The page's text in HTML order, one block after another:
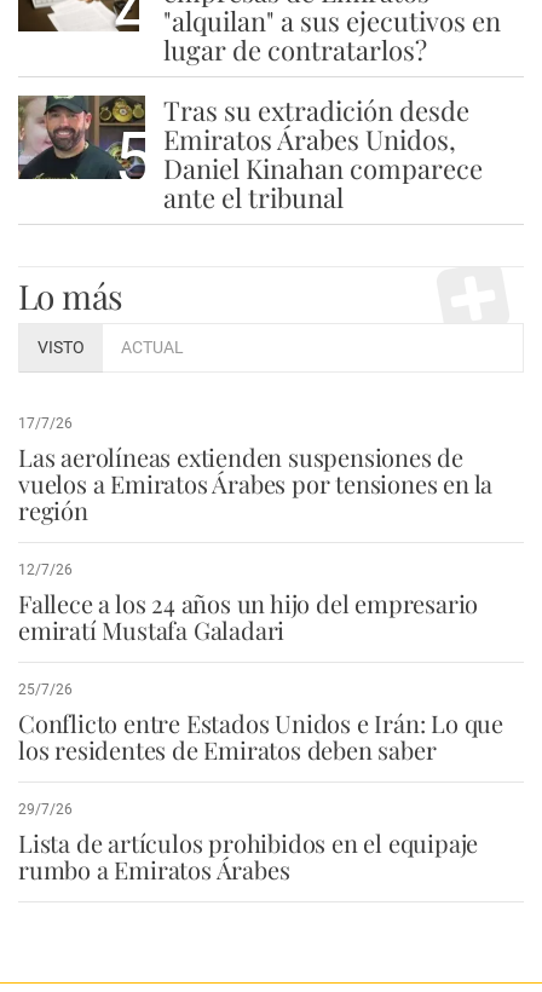
"alquilan" a sus ejecutivos en
lugar de contratarlos?
5
Tras su extradición desde
Emiratos Árabes Unidos,
Daniel Kinahan comparece
ante el tribunal
Lo más
VISTO ACTUAL
17/7/26
Las aerolíneas extienden suspensiones de
vuelos a Emiratos Árabes por tensiones en la
región
12/7/26
Fallece a los 24 años un hijo del empresario
emiratí Mustafa Galadari
25/7/26
Conflicto entre Estados Unidos e Irán: Lo que
los residentes de Emiratos deben saber
29/7/26
Lista de artículos prohibidos en el equipaje
rumbo a Emiratos Árabes